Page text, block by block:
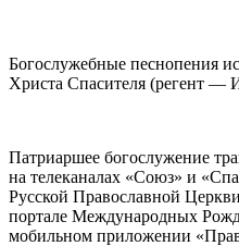
Богослужебные песнопения
Христа Спасителя (регент —
Патриаршее богослужение
на телеканалах «Союз» и
Русской Православной
портале Международных
мобильном приложении